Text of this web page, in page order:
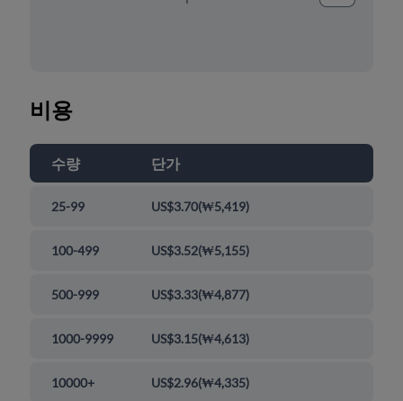
비용
수량 단가
25-99 US$3.70(₩5,419)
100-499 US$3.52(₩5,155)
500-999 US$3.33(₩4,877)
1000-9999 US$3.15(₩4,613)
10000+ US$2.96(₩4,335)